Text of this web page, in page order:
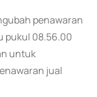
penawaran
pukul 08.56.00
untuk
jual